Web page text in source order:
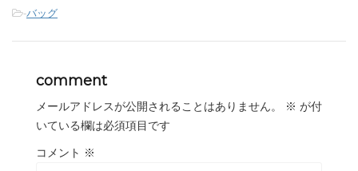
-バッグ
comment
メールアドレスが公開されることはありません。 ※ が付
いている欄は必須項目です
コメント ※